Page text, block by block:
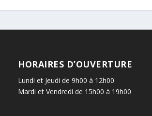
HORAIRES D’OUVERTURE
Lundi et Jeudi de 9h00 à 12h00
Mardi et Vendredi de 15h00 à 19h00